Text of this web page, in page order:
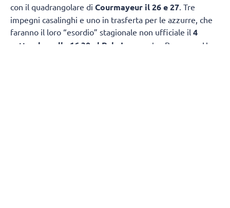
con il quadrangolare di Courmayeur il 26 e 27 . Tre
impegni casalinghi e uno in trasferta per le azzurre, che
faranno il loro “esordio” stagionale non ufficiale il 4
settembre alle 16.30 al Pala Igor
contro Bergamo. Una